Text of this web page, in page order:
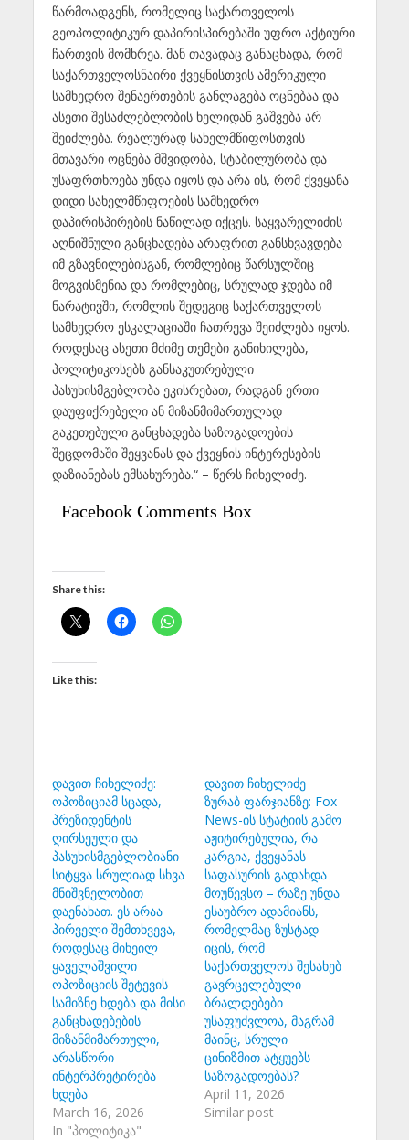
წარმოადგენს, რომელიც საქართველოს
გეოპოლიტიკურ დაპირისპირებაში უფრო აქტიური
ჩართვის მომხრეა. მან თავადაც განაცხადა, რომ
საქართველოსნაირი ქვეყნისთვის ამერიკული
სამხედრო შენაერთების განლაგება ოცნებაა და
ასეთი შესაძლებლობის ხელიდან გაშვება არ
შეიძლება. რეალურად სახელმწიფოსთვის
მთავარი ოცნება მშვიდობა, სტაბილურობა და
უსაფრთხოება უნდა იყოს და არა ის, რომ ქვეყანა
დიდი სახელმწიფოების სამხედრო
დაპირისპირების ნაწილად იქცეს. საყვარელიძის
აღნიშნული განცხადება არაფრით განსხვავდება
იმ გზავნილებისგან, რომლებიც წარსულშიც
მოგვისმენია და რომლებიც, სრულად ჯდება იმ
ნარატივში, რომლის შედეგიც საქართველოს
სამხედრო ესკალაციაში ჩათრევა შეიძლება იყოს.
როდესაც ასეთი მძიმე თემები განიხილება,
პოლიტიკოსებს განსაკუთრებული
პასუხისმგებლობა ეკისრებათ, რადგან ერთი
დაუფიქრებელი ან მიზანმიმართულად
გაკეთებული განცხადება საზოგადოების
შეცდომაში შეყვანას და ქვეყნის ინტერესების
დაზიანებას ემსახურება.“ – წერს ჩიხელიძე.
Facebook Comments Box
Share this:
Like this:
დავით ჩიხელიძე:
ოპოზიციამ სცადა,
პრეზიდენტის
ღირსეული და
პასუხისმგებლობიანი
სიტყვა სრულიად სხვა
მნიშვნელობით
დაენახათ. ეს არაა
პირველი შემთხვევა,
როდესაც მიხეილ
ყაველაშვილი
ოპოზიციის შეტევის
სამიზნე ხდება და მისი
განცხადებების
მიზანმიმართული,
არასწორი
ინტერპრეტირება
ხდება
March 16, 2026
In "პოლიტიკა"
დავით ჩიხელიძე
ზურაბ ფარჯიანზე: Fox
News-ის სტატიის გამო
აჟიტირებულია, რა
კარგია, ქვეყანას
საფასურის გადახდა
მოუწევსო – რაზე უნდა
ესაუბრო ადამიანს,
რომელმაც ზუსტად
იცის, რომ
საქართველოს შესახებ
გავრცელებული
ბრალდებები
უსაფუძვლოა, მაგრამ
მაინც, სრული
ცინიზმით ატყუებს
საზოგადოებას?
April 11, 2026
Similar post